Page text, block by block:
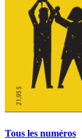
Tous les numéros